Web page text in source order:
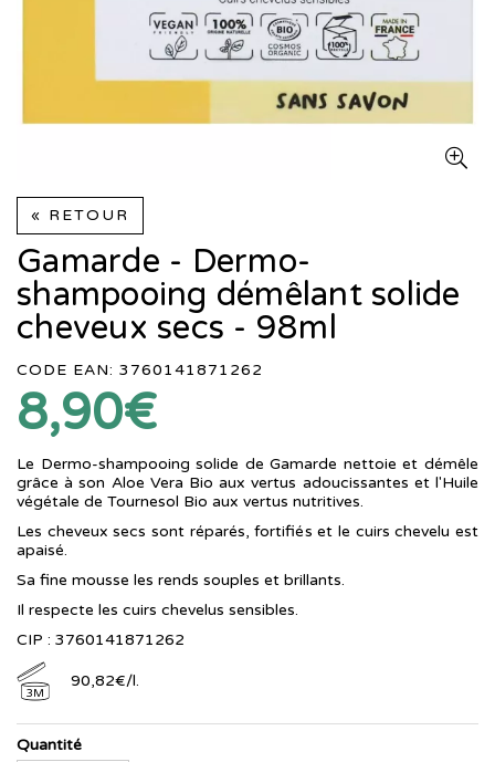
« RETOUR
Gamarde - Dermo-
shampooing démêlant solide
cheveux secs - 98ml
CODE EAN: 3760141871262
8,90€
Le Dermo-shampooing solide de Gamarde nettoie et démêle
grâce à son Aloe Vera Bio aux vertus adoucissantes et l'Huile
végétale de Tournesol Bio aux vertus nutritives.
Les cheveux secs sont réparés, fortifiés et le cuirs chevelu est
apaisé.
Sa fine mousse les rends souples et brillants.
Il respecte les cuirs chevelus sensibles.
CIP : 3760141871262
3M
90,82€/l.
Quantité